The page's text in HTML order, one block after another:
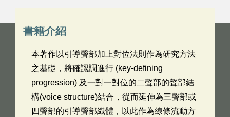
書籍介紹
本著作以引導聲部加上對位法則作為研究方法
之基礎，將確認調進行 (key-defining
progression) 及一對一對位的二聲部的聲部結
構(voice structure)結合，從而延伸為三聲部或
四聲部的引導聲部織體，以此作為線條流動方